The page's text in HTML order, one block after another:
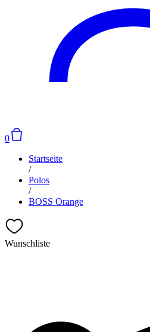
0
Startseite
/
Polos
/
BOSS Orange
Wunschliste